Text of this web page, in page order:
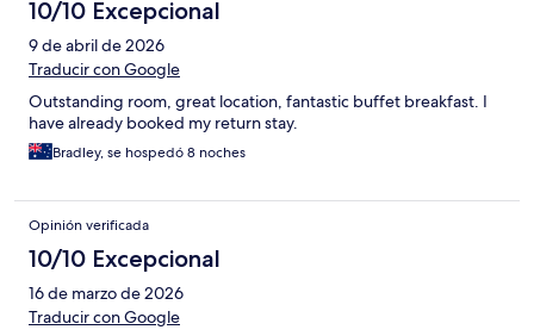
10/10 Excepcional
9 de abril de 2026
Traducir con Google
Outstanding room, great location, fantastic buffet breakfast. I
have already booked my return stay.
Bradley, se hospedó 8 noches
Opinión verificada
10/10 Excepcional
16 de marzo de 2026
Traducir con Google